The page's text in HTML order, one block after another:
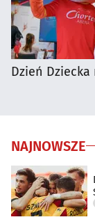
Dzień
NAJNOWSZE